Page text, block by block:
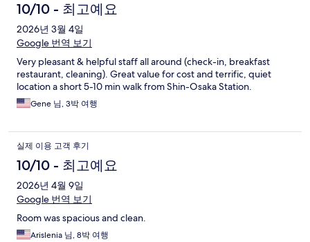
10/10 - 최고예요
2026년 3월 4일
Google 번역 보기
Very pleasant & helpful staff all around (check-in, breakfast
restaurant, cleaning). Great value for cost and terrific, quiet
location a short 5-10 min walk from Shin-Osaka Station.
Gene 님, 3박 여행
실제 이용 고객 후기
10/10 - 최고예요
2026년 4월 9일
Google 번역 보기
Room was spacious and clean.
Arislenia 님, 8박 여행